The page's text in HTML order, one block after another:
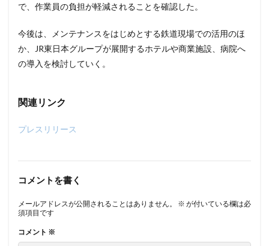
で、作業員の負担が軽減されることを確認した。
今後は、メンテナンスをはじめとする鉄道現場での活用のほ
か、JR東日本グループが展開するホテルや商業施設、病院へ
の導入を検討していく。
関連リンク
プレスリリース
コメントを書く
メールアドレスが公開されることはありません。 ※ が付いている欄は必
須項目です
コメント ※